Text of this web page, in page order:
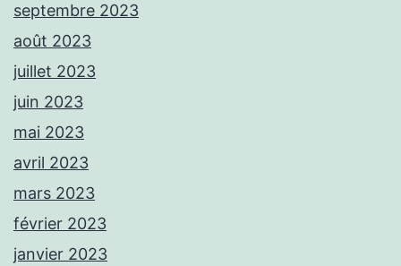
septembre 2023
août 2023
juillet 2023
juin 2023
mai 2023
avril 2023
mars 2023
février 2023
janvier 2023